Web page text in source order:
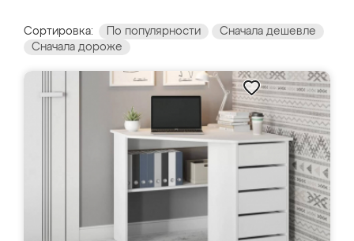
Сортировка: По популярности
Сначала дешевле
Сначала дороже